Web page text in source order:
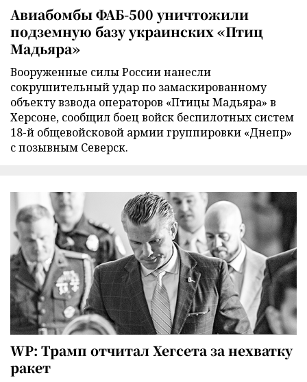
Авиабомбы ФАБ-500 уничтожили
подземную базу украинских «Птиц
Мадьяра»
Вооруженные силы России нанесли
сокрушительный удар по замаскированному
объекту взвода операторов «Птицы Мадьяра» в
Херсоне, сообщил боец войск беспилотных систем
18-й общевойсковой армии группировки «Днепр»
с позывным Северск.
WP: Трамп отчитал Хегсета за нехватку
ракет